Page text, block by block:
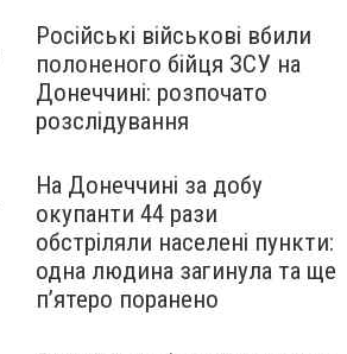
Російські військові вбили
полоненого бійця ЗСУ на
Донеччині: розпочато
розслідування
На Донеччині за добу
окупанти 44 рази
обстріляли населені пункти:
одна людина загинула та ще
пʼятеро поранено